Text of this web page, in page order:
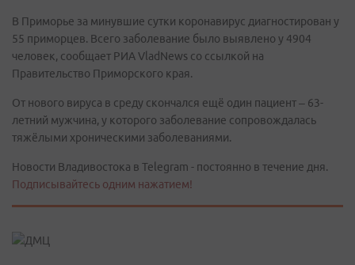
В Приморье за минувшие сутки коронавирус диагностирован у
55 приморцев. Всего заболевание было выявлено у 4904
человек, сообщает РИА VladNews со ссылкой на
Правительство Приморского края.
От нового вируса в среду скончался ещё один пациент – 63-
летний мужчина, у которого заболевание сопровождалась
тяжёлыми хроническими заболеваниями.
Новости Владивостока в Telegram - постоянно в течение дня.
Подписывайтесь одним нажатием!